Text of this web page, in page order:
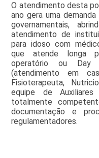
O atendimento desta
ano gera uma
governamentais,
atendimento de
para idoso com
que atende longa
operatório ou Day
(atendimento em
Fisioterapeuta,
equipe de
totalmente
documentação e
regulamentadores.